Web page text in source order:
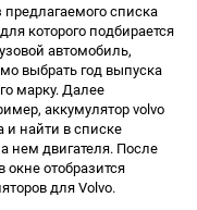
списка
которого подбирается
автомобиль,
выбрать год выпуска
марку. Далее
аккумулятор volvo
и найти в списке
нем двигателя. После
окне отобразится
для Volvo.